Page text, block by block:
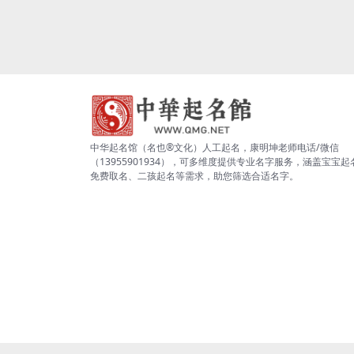
中华起名馆（名也®文化）人工起名，康明坤老师电话/微信
（13955901934），可多维度提供专业名字服务，涵盖宝宝起
免费取名、二孩起名等需求，助您筛选合适名字。